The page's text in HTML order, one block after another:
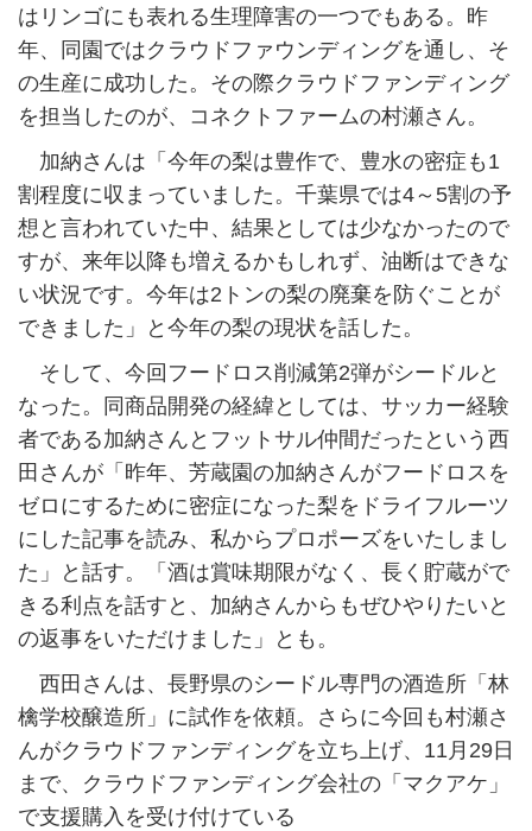
はリンゴにも表れる生理障害の一つでもある。昨
年、同園ではクラウドファウンディングを通し、そ
の生産に成功した。その際クラウドファンディング
を担当したのが、コネクトファームの村瀬さん。
加納さんは「今年の梨は豊作で、豊水の密症も1
割程度に収まっていました。千葉県では4～5割の予
想と言われていた中、結果としては少なかったので
すが、来年以降も増えるかもしれず、油断はできな
い状況です。今年は2トンの梨の廃棄を防ぐことが
できました」と今年の梨の現状を話した。
そして、今回フードロス削減第2弾がシードルと
なった。同商品開発の経緯としては、サッカー経験
者である加納さんとフットサル仲間だったという西
田さんが「昨年、芳蔵園の加納さんがフードロスを
ゼロにするために密症になった梨をドライフルーツ
にした記事を読み、私からプロポーズをいたしまし
た」と話す。「酒は賞味期限がなく、長く貯蔵がで
きる利点を話すと、加納さんからもぜひやりたいと
の返事をいただけました」とも。
西田さんは、長野県のシードル専門の酒造所「林
檎学校醸造所」に試作を依頼。さらに今回も村瀬さ
んがクラウドファンディングを立ち上げ、11月29日
まで、クラウドファンディング会社の「マクアケ」
で支援購入を受け付けている